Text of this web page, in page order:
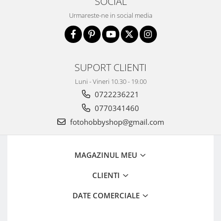
Aparate foto de colectie , cu vizare
Aparate foto de colectie TLR -
Aparate foto de colectie -
Accesorii pt. aparate foto de
Aparate de colectie de tip Box-
Camera
Aparate foto SECOND HAND
Urmareste-ne in social media
SUPORT CLIENTI
Luni - Vineri 10.30 - 19.00
0722236221
0770341460
fotohobbyshop@gmail.com
MAGAZINUL MEU
CLIENTI
DATE COMERCIALE